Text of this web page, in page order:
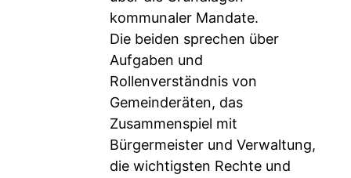
kommunaler Mandate.
Die beiden sprechen über
Aufgaben und
Rollenverständnis von
Gemeinderäten, das
Zusammenspiel mit
Bürgermeister und Verwaltung,
die wichtigsten Rechte und